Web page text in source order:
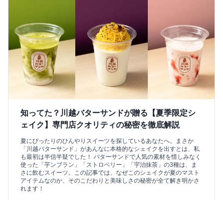
知ってた？川越バターサンドが贈る【夏季限定シ
ェイク】専門店クオリティの秘密を徹底解説
夏にぴったりのひんやりスイーツを探しているあなたへ。まさか
「川越バターサンド」があんなに本格的なシェイクを出すとは、私
も最初は半信半疑でした！ バターサンドで人気の素材を惜しみなく
使った「芋ンブラン」「ストロベリー」「宇治抹茶」の3種は、ま
さに飲むスイーツ。この記事では、なぜこのシェイクが夏のマスト
アイテムなのか、そのこだわりと美味しさの秘密が全て解き明かさ
れます！